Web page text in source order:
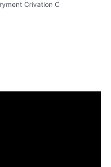
Crivation C